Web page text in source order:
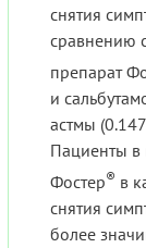
снятия
сравнению
препарат
и
астмы
Пациенты в
Фостер® в
снятия
более